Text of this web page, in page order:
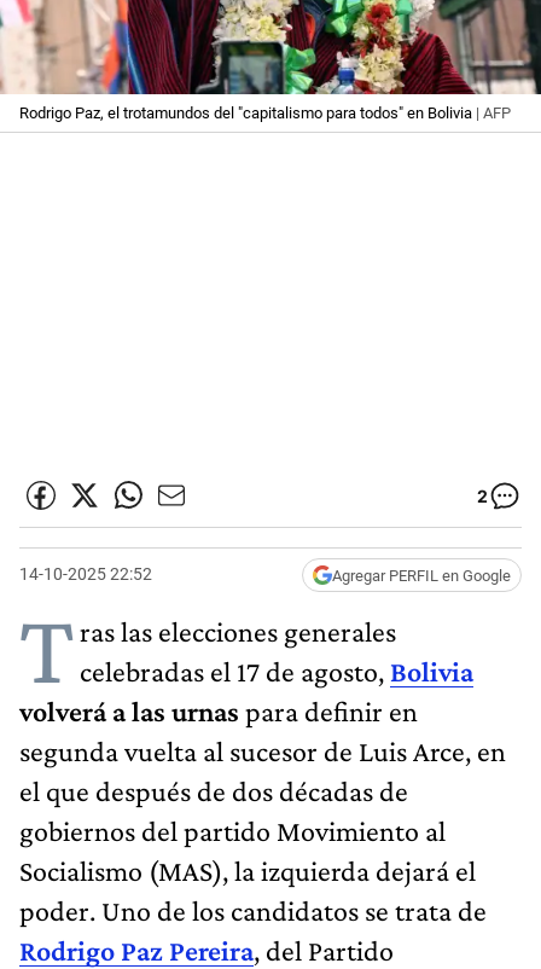
Rodrigo Paz, el trotamundos del "capitalismo para todos" en Bolivia | AFP
2
14-10-2025 22:52 Agregar PERFIL en Google
Tras las elecciones generales
celebradas el 17 de agosto, Bolivia
volverá a las urnas para definir en
segunda vuelta al sucesor de Luis Arce, en
el que después de dos décadas de
gobiernos del partido Movimiento al
Socialismo (MAS), la izquierda dejará el
poder. Uno de los candidatos se trata de
Rodrigo Paz Pereira, del Partido